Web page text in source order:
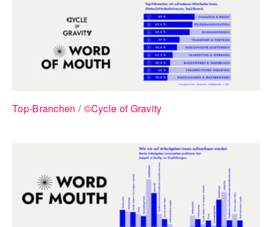
Top-Branchen / ©Cycle of Gravity